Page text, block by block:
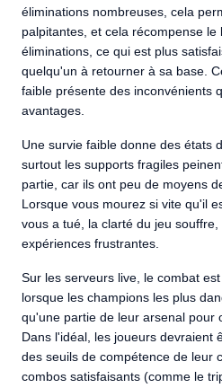
éliminations nombreuses, cela
palpitantes, et cela récompense le
éliminations, ce qui est plus
quelqu'un à retourner à sa base.
faible présente des inconvénients
avantages.
Une survie faible donne des états
surtout les supports fragiles
partie, car ils ont peu de moyens
Lorsque vous mourez si vite qu'il
vous a tué, la clarté du jeu
expériences frustrantes.
Sur les serveurs live, le combat
lorsque les champions les plus
qu'une partie de leur arsenal pour
Dans l'idéal, les joueurs devraient
des seuils de compétence de leur
combos satisfaisants (comme le